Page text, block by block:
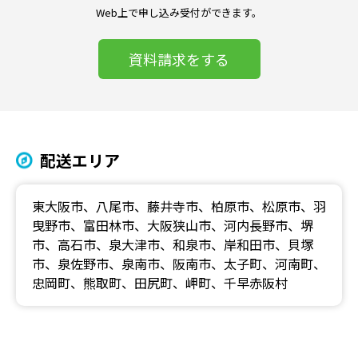
Web上で申し込み受付ができます。
資料請求をする
配送エリア
東大阪市、八尾市、藤井寺市、柏原市、松原市、羽
曳野市、富田林市、大阪狭山市、河内長野市、堺
市、高石市、泉大津市、和泉市、岸和田市、貝塚
市、泉佐野市、泉南市、阪南市、太子町、河南町、
忠岡町、熊取町、田尻町、岬町、千早赤阪村